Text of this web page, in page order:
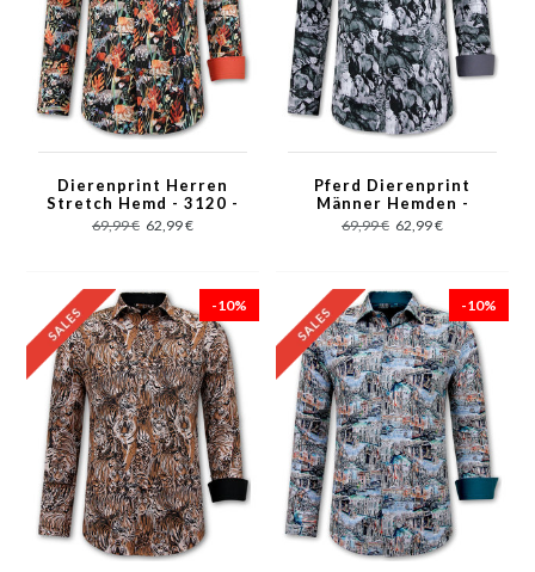
Dierenprint Herren
Stretch Hemd - 3120 -
Schwarz
69,99 € 62,99 €
Pferd Dierenprint
Männer Hemden -
3119 - Grau
69,99 € 62,99 €
-10% -10%